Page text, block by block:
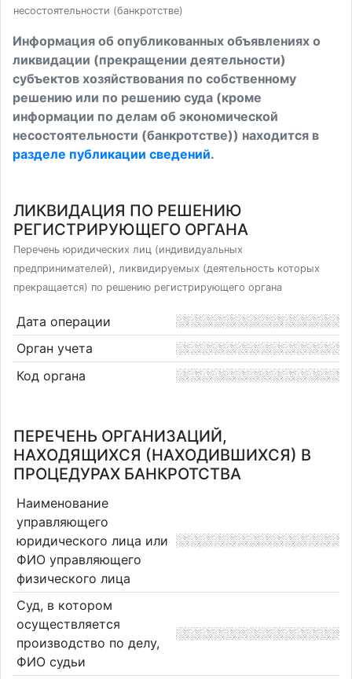
несостоятельности (банкротстве)
Информация об опубликованных объявлениях о
ликвидации (прекращении деятельности)
субъектов хозяйствования по собственному
решению или по решению суда (кроме
информации по делам об экономической
несостоятельности (банкротстве)) находится в
разделе публикации сведений.
ЛИКВИДАЦИЯ ПО РЕШЕНИЮ
РЕГИСТРИРУЮЩЕГО ОРГАНА
Перечень юридических лиц (индивидуальных
предпринимателей), ликвидируемых (деятельность которых
прекращается) по решению регистрирующего органа
Дата операции
Орган учета
Код органа
ПЕРЕЧЕНЬ ОРГАНИЗАЦИЙ,
НАХОДЯЩИХСЯ (НАХОДИВШИХСЯ) В
ПРОЦЕДУРАХ БАНКРОТСТВА
Наименование
управляющего
юридического лица или
ФИО управляющего
физического лица
Суд, в котором
осуществляется
производство по делу,
ФИО судьи